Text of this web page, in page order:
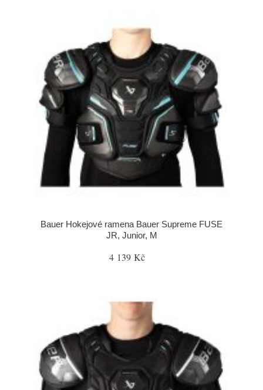
Bauer Hokejové ramena Bauer Supreme FUSE
JR, Junior, M
4 139 Kč